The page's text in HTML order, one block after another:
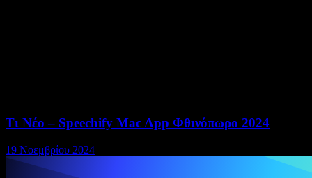
Τι Νέο – Speechify Mac App Φθινόπωρο 2024
19 Νοεμβρίου 2024